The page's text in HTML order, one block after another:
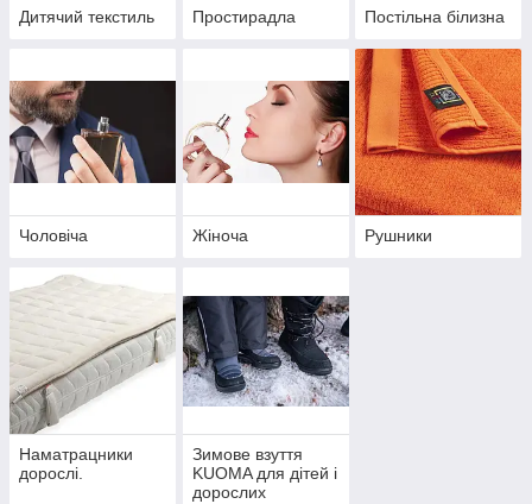
Дитячий текстиль Простирадла Постільна білизна
Чоловіча Жіноча Рушники
Наматрацники
дорослі.
Зимове взуття
KUOMA для дітей і
дорослих